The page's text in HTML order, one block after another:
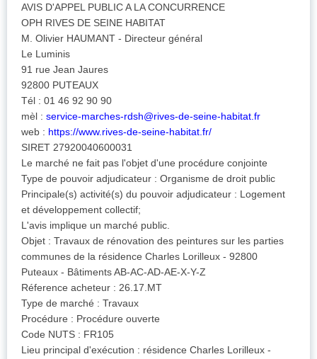
AVIS D'APPEL PUBLIC A LA CONCURRENCE
OPH RIVES DE SEINE HABITAT
M. Olivier HAUMANT - Directeur général
Le Luminis
91 rue Jean Jaures
92800 PUTEAUX
Tél : 01 46 92 90 90
mèl : service-marches-rdsh@rives-de-seine-habitat.fr
web : https://www.rives-de-seine-habitat.fr/
SIRET 27920040600031
Le marché ne fait pas l'objet d'une procédure conjointe
Type de pouvoir adjudicateur : Organisme de droit public
Principale(s) activité(s) du pouvoir adjudicateur : Logement
et développement collectif;
L'avis implique un marché public.
Objet : Travaux de rénovation des peintures sur les parties
communes de la résidence Charles Lorilleux - 92800
Puteaux - Bâtiments AB-AC-AD-AE-X-Y-Z
Réference acheteur : 26.17.MT
Type de marché : Travaux
Procédure : Procédure ouverte
Code NUTS : FR105
Lieu principal d'exécution : résidence Charles Lorilleux -